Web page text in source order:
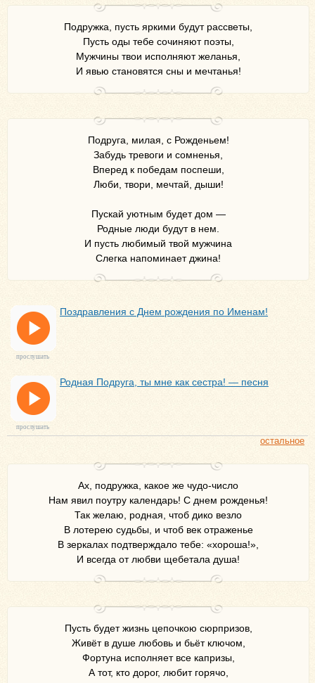
Подружка, пусть яркими будут рассветы,
Пусть оды тебе сочиняют поэты,
Мужчины твои исполняют желанья,
И явью становятся сны и мечтанья!
Подруга, милая, с Рожденьем!
Забудь тревоги и сомненья,
Вперед к победам поспеши,
Люби, твори, мечтай, дыши!
Пускай уютным будет дом —
Родные люди будут в нем.
И пусть любимый твой мужчина
Слегка напоминает джина!
Поздравления с Днем рождения по Именам!
прослушать
Родная Подруга, ты мне как сестра! — песня
прослушать
остальное
Ах, подружка, какое же чудо-число
Нам явил поутру календарь! С днем рожденья!
Так желаю, родная, чтоб дико везло
В лотерею судьбы, и чтоб век отраженье
В зеркалах подтверждало тебе: «хороша!»,
И всегда от любви щебетала душа!
Пусть будет жизнь цепочкою сюрпризов,
Живёт в душе любовь и бьёт ключом,
Фортуна исполняет все капризы,
А тот, кто дорог, любит горячо,